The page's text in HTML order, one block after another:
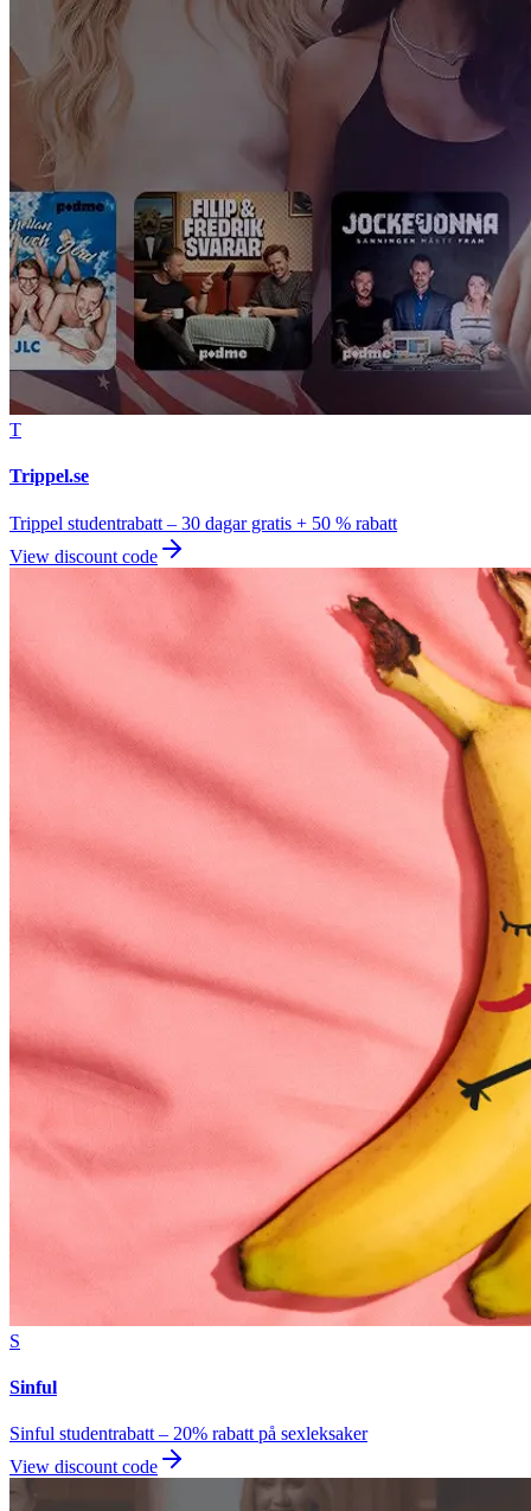
T
Trippel.se
Trippel studentrabatt – 30 dagar gratis + 50 % rabatt
View discount code
S
Sinful
Sinful studentrabatt – 20% rabatt på sexleksaker
View discount code